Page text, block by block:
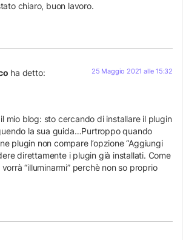
chiaro, buon lavoro.
ha detto: 25 Maggio 2021 alle 15:32
mio blog: sto cercando di installare il plugin
la sua guida…Purtroppo quando
plugin non compare l’opzione “Aggiungi
direttamente i plugin già installati. Come
“illuminarmi” perchè non so proprio